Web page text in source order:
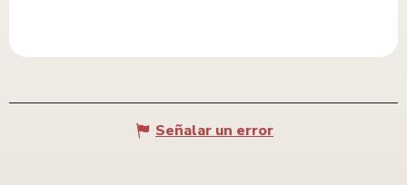
Señalar un error